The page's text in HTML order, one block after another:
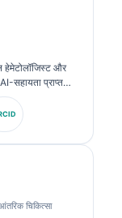
हेमेटोलॉजिस्ट और
सहायता प्राप्त
है। Kantesti AI
न्यूरल नेटवर्क की
करते हैं। डॉ. क्लाइन
चिकित्सा